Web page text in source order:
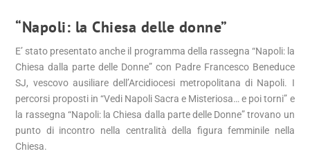
“Napoli: la Chiesa delle donne”
E’ stato presentato anche il programma della rassegna “Napoli: la
Chiesa dalla parte delle Donne” con Padre Francesco Beneduce
SJ, vescovo ausiliare dell’Arcidiocesi metropolitana di Napoli. I
percorsi proposti in “Vedi Napoli Sacra e Misteriosa… e poi torni” e
la rassegna “Napoli: la Chiesa dalla parte delle Donne” trovano un
punto di incontro nella centralità della figura femminile nella
Chiesa.